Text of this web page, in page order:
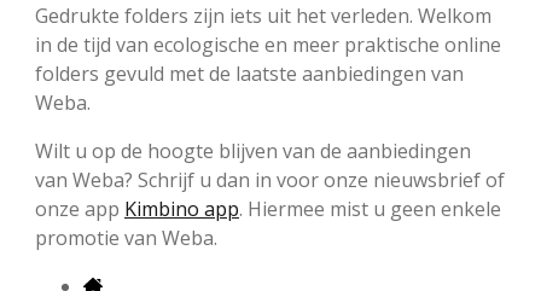
Gedrukte folders zijn iets uit het verleden. Welkom
in de tijd van ecologische en meer praktische online
folders gevuld met de laatste aanbiedingen van
Weba.
Wilt u op de hoogte blijven van de aanbiedingen
van Weba? Schrijf u dan in voor onze nieuwsbrief of
onze app Kimbino app. Hiermee mist u geen enkele
promotie van Weba.